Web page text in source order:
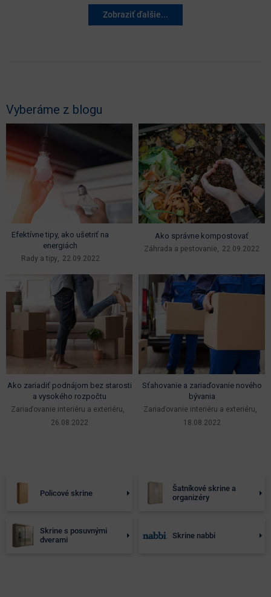
Zobraziť ďalšie...
Vyberáme z blogu
Efektívne tipy, ako ušetriť na
energiách
Rady a tipy 22.09.2022
Ako správne kompostovať
Záhrada a pestovanie 22.09.2022
Ako zariadiť podnájom bez starosti
a vysokého rozpočtu
Zariaďovanie interiéru a exteriéru
26.08.2022
Sťahovanie a zariaďovanie nového
bývania
Zariaďovanie interiéru a exteriéru
18.08.2022
Policové skrine
Šatníkové skrine a
organizéry
Skrine s posuvnými
dverami
Skrine nabbi